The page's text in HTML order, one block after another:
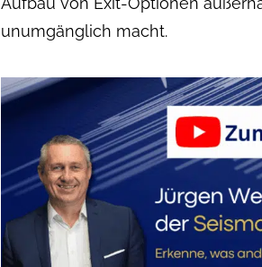
unumgänglich macht.